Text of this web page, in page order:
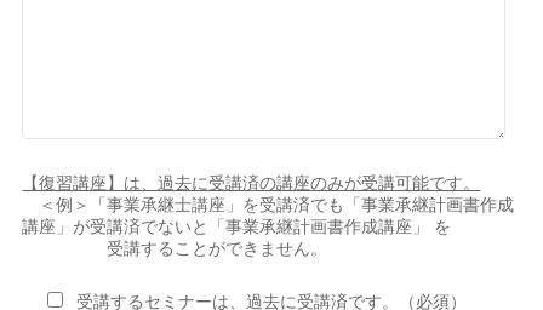
【復習講座】は、過去に受講済の講座のみが受講可能です。
＜例＞「事業承継士講座」を受講済でも「事業承継計画書作成
講座」が受講済でないと「事業承継計画書作成講座」 を
受講することができません。
受講するセミナーは、過去に受講済です。（必須）